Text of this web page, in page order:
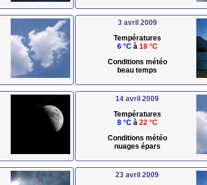
3 avril 2009
Températures
6 °Cà 18 °C
Conditions météo
beau temps
14 avril 2009
Températures
8 °Cà 22 °C
Conditions météo
nuages épars
23 avril 2009